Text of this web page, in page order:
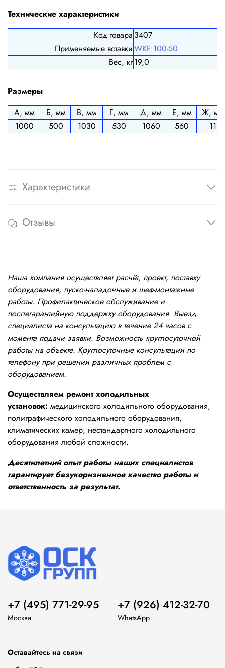
Технические характеристики
Код товара 3407
Применяемые вставкиWKF 100-50
Вес, кг19,0
Размеры
А, мм
Б, мм В, мм Г, мм Д, мм Е, мм
Ж, мм
1000
500 1030 530 1060 560 11
Характеристики
Отзывы
Наша компания осуществляет расчёт, проект, поставку
оборудования, пуско-наладочные и шеф-монтажные
работы. Профилактическое обслуживание и
послегарантийную поддержку оборудования. Выезд
специалиста на консультацию в течение 24 часов с
момента подачи заявки. Возможность круглосуточной
работы на объекте. Круглосуточные консультации по
телефону при решении различных проблем с
оборудованием.
Осуществляем ремонт холодильных
установок: медицинского холодильного оборудования,
полиграфического холодильного оборудования,
климатических камер, нестандартного холодильного
оборудования любой сложности.
Десятилетний опыт работы наших специалистов
гарантирует безукоризненное качество работы и
ответственность за результат.
+7 (495) 771-29-95
Москва
+7 (926) 412-32-70
WhatsApp
Оставайтесь на связи